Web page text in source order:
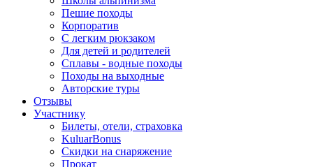
Пешие походы
Корпоратив
С легким рюкзаком
Для детей и родителей
Сплавы - водные походы
Походы на выходные
Авторские туры
Отзывы
Участнику
Билеты, отели, страховка
KuluarBonus
Скидки на снаряжение
Прокат